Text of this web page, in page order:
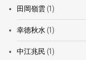
田岡嶺雲(1)
幸徳秋水 (1)
中江兆民 (1)